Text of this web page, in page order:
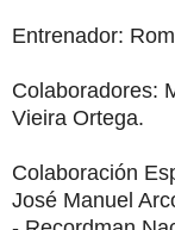
Entrenador:
Colaboradores:
Vieira Ortega.
Colaboración
José Manuel